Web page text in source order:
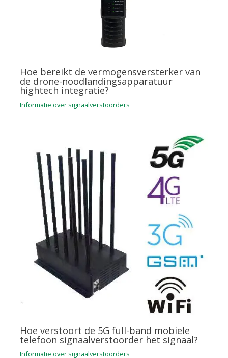
Hoe bereikt de vermogensversterker van
de drone-noodlandingsapparatuur
hightech integratie?
Informatie over signaalverstoorders
Hoe verstoort de 5G full-band mobiele
telefoon signaalverstoorder het signaal?
Informatie over signaalverstoorders